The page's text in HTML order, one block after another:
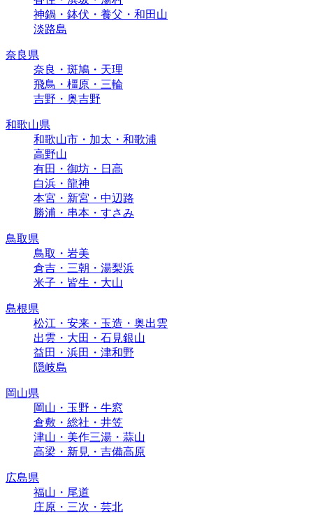
神鍋・鉢伏・養父・和田山
淡路島
奈良県
奈良・斑鳩・天理
飛鳥・橿原・三輪
吉野・奥吉野
和歌山県
和歌山市・加太・和歌浦
高野山
有田・御坊・日高
白浜・龍神
本宮・新宮・中辺路
勝浦・串本・すさみ
鳥取県
鳥取・岩美
倉吉・三朝・湯梨浜
米子・皆生・大山
島根県
松江・安来・玉造・奥出雲
出雲・大田・石見銀山
益田・浜田・津和野
隠岐島
岡山県
岡山・玉野・牛窓
倉敷・総社・井笠
津山・美作三湯・蒜山
高梁・新見・吉備高原
広島県
福山・尾道
庄原・三次・芸北